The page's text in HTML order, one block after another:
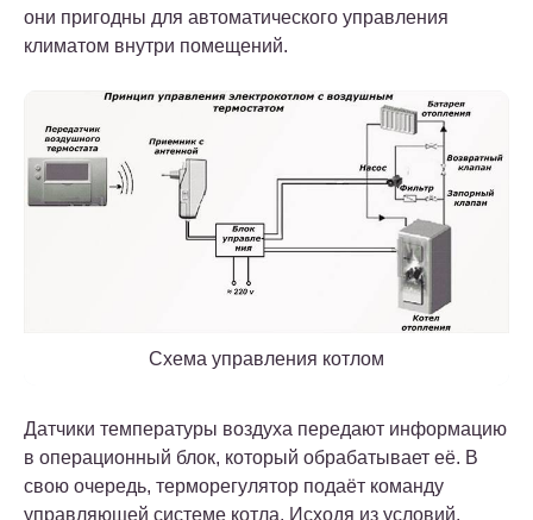
они пригодны для автоматического управления
климатом внутри помещений.
Схема управления котлом
Датчики температуры воздуха передают информацию
в операционный блок, который обрабатывает её. В
свою очередь, терморегулятор подаёт команду
управляющей системе котла. Исходя из условий,